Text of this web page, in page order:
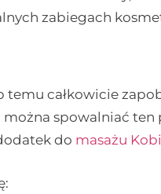
zabiegach
temu całkowicie
spowalniać ten
do masażu